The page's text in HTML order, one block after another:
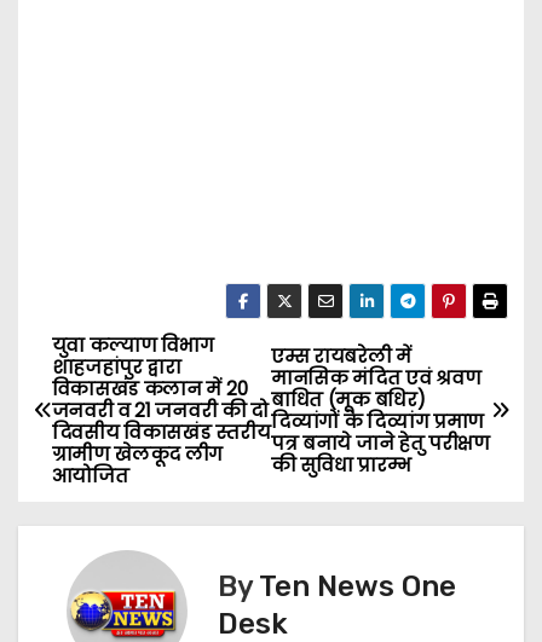
P
o
s
एम्स रायबरेली में
मानसिक मंदित एवं श्रवण
बाधित (मूक बधिर)
दिव्यांगों के दिव्यांग प्रमाण
पत्र बनाये जाने हेतु परीक्षण
की सुविधा प्रारम्भ
युवा कल्याण विभाग
शाहजहांपुर द्वारा
विकासखंड कलान में 20
जनवरी व 21 जनवरी की दो
दिवसीय विकासखंड स्तरीय
ग्रामीण खेलकूद लीग
आयोजित
ByTen News One
Desk